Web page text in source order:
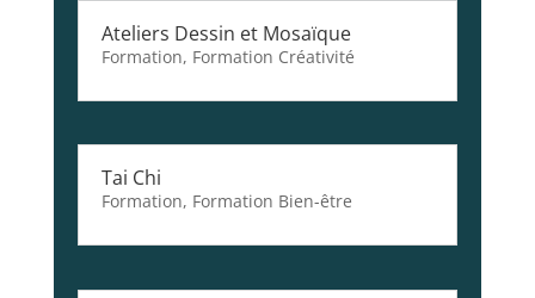
Ateliers Dessin et Mosaïque
Formation, Formation Créativité
Tai Chi
Formation, Formation Bien-être